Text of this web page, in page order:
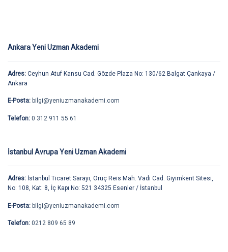
Ankara Yeni Uzman Akademi
Adres: Ceyhun Atuf Kansu Cad. Gözde Plaza No: 130/62 Balgat Çankaya /
Ankara
E-Posta: bilgi@yeniuzmanakademi.com
Telefon: 0 312 911 55 61
İstanbul Avrupa Yeni Uzman Akademi
Adres: İstanbul Ticaret Sarayı, Oruç Reis Mah. Vadi Cad. Giyimkent Sitesi,
No: 108, Kat: 8, İç Kapı No: 521 34325 Esenler / İstanbul
E-Posta: bilgi@yeniuzmanakademi.com
Telefon: 0212 809 65 89